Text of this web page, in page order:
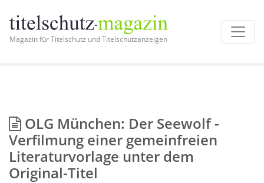
Magazin für Titelschutz und Titelschutzanzeigen
OLG München: Der Seewolf -
Verfilmung einer gemeinfreien
Literaturvorlage unter dem
Original-Titel